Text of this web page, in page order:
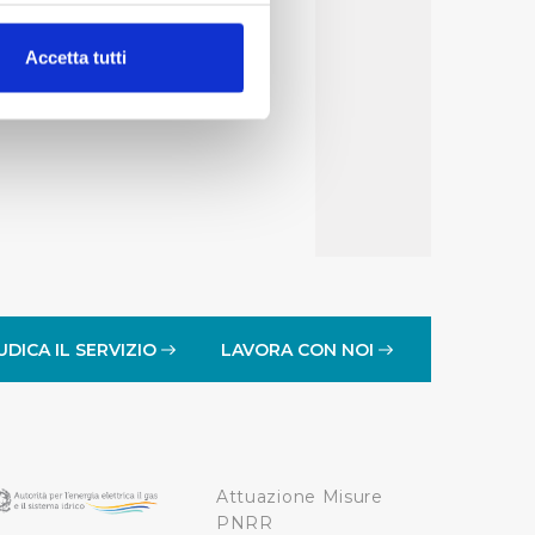
(impronte
che l’Utente ha fornito
i singoli cookie
Accetta tutti
IL SERVIZIO LAVORA CON NOI
Attuazione Misure
PNRR